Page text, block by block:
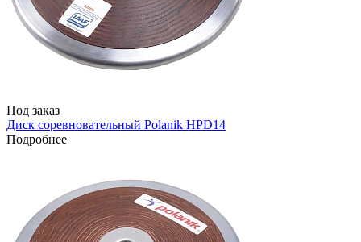
Под заказ
Диск соревновательный Polanik HPD14
Подробнее